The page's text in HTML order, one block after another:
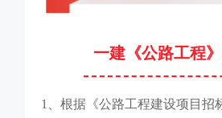
一建《公路工程
1、根据《公路工程建设项目招